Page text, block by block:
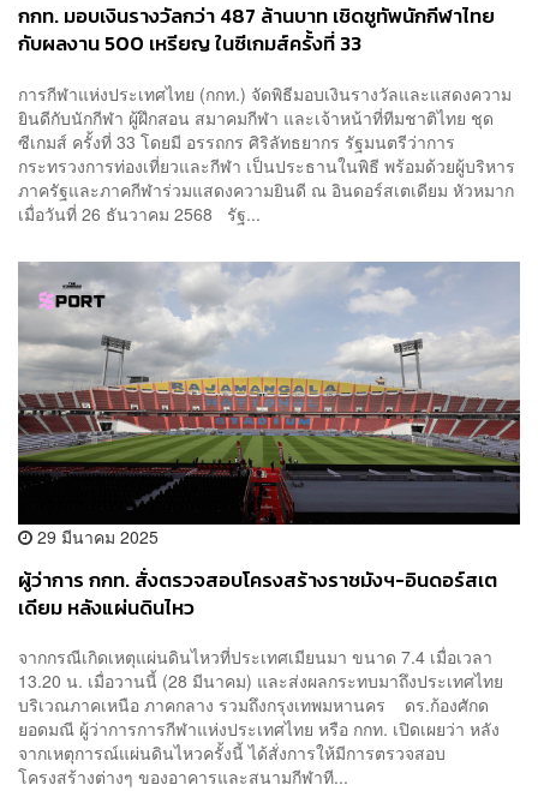
กกท. มอบเงินรางวัลกว่า 487 ล้านบาท เชิดชูทัพนักกีฬาไทย
กับผลงาน 500 เหรียญ ในซีเกมส์ครั้งที่ 33
การกีฬาแห่งประเทศไทย (กกท.) จัดพิธีมอบเงินรางวัลและแสดงความ
ยินดีกับนักกีฬา ผู้ฝึกสอน สมาคมกีฬา และเจ้าหน้าที่ทีมชาติไทย ชุด
ซีเกมส์ ครั้งที่ 33 โดยมี อรรถกร ศิริลัทธยากร รัฐมนตรีว่าการ
กระทรวงการท่องเที่ยวและกีฬา เป็นประธานในพิธี พร้อมด้วยผู้บริหาร
ภาครัฐและภาคกีฬาร่วมแสดงความยินดี ณ อินดอร์สเตเดียม หัวหมาก
เมื่อวันที่ 26 ธันวาคม 2568 รัฐ...
29 มีนาคม 2025
ผู้ว่าการ กกท. สั่งตรวจสอบโครงสร้างราชมังฯ-อินดอร์สเต
เดียม หลังแผ่นดินไหว
จากกรณีเกิดเหตุแผ่นดินไหวที่ประเทศเมียนมา ขนาด 7.4 เมื่อเวลา
13.20 น. เมื่อวานนี้ (28 มีนาคม) และส่งผลกระทบมาถึงประเทศไทย
บริเวณภาคเหนือ ภาคกลาง รวมถึงกรุงเทพมหานคร ดร.ก้องศักด
ยอดมณี ผู้ว่าการการกีฬาแห่งประเทศไทย หรือ กกท. เปิดเผยว่า หลัง
จากเหตุการณ์แผ่นดินไหวครั้งนี้ ได้สั่งการให้มีการตรวจสอบ
โครงสร้างต่างๆ ของอาคารและสนามกีฬาที...